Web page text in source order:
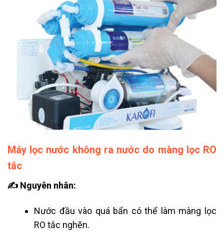
Máy lọc nước không ra nước do màng lọc RO
tắc
✍ Nguyên nhân:
Nước đầu vào quá bẩn có thể làm màng lọc
RO tắc nghẽn.